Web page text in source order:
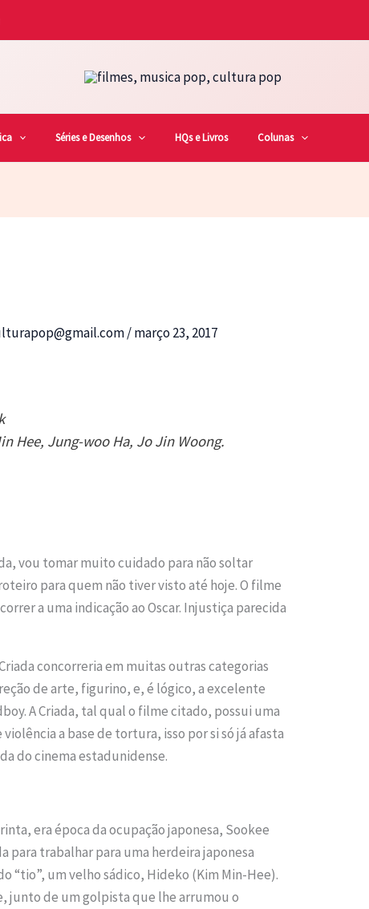
Séries e Desenhos HQs e Livros Colunas
/março 23, 2017
Hee, Jung-woo Ha, Jo Jin Woong.
vou tomar muito cuidado para não soltar
para quem não tiver visto até hoje. O filme
a uma indicação ao Oscar. Injustiça parecida
concorreria em muitas outras categorias
de arte, figurino, e, é lógico, a excelente
A Criada, tal qual o filme citado, possui uma
a base de tortura, isso por si só já afasta
do cinema estadunidense.
era época da ocupação japonesa, Sookee
para trabalhar para uma herdeira japonesa
“tio”, um velho sádico, Hideko (Kim Min-Hee).
junto de um golpista que lhe arrumou o